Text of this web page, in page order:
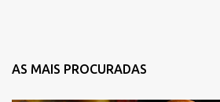
AS MAIS PROCURADAS